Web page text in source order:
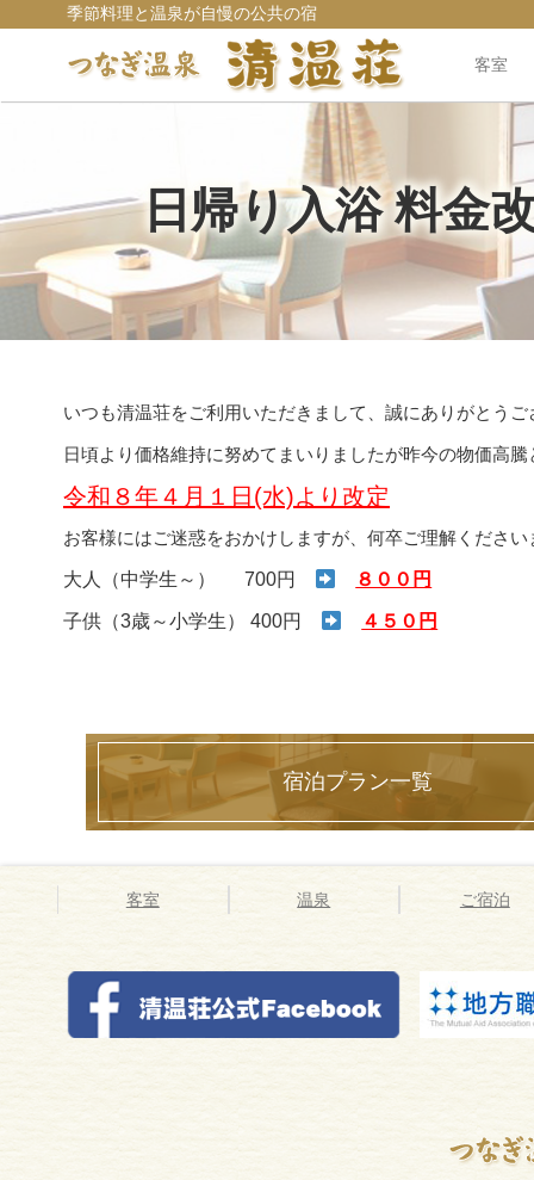
季節料理と温泉が自慢の公共の宿
客室
日帰り入浴 料金
いつも清温荘をご利用いただきまして、誠にありがとうご
日頃より価格維持に努めてまいりましたが昨今の物価高
令和８年４月１日(水)より改定
お客様にはご迷惑をおかけしますが、何卒ご理解くださ
大人（中学生～） 700円 ８００円
子供（3歳～小学生） 400円 ４５０円
宿泊プラン一覧
客室 温泉 ご宿泊